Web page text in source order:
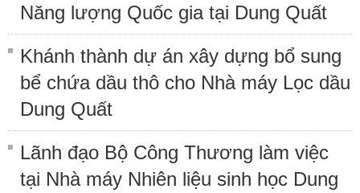
Năng lượng Quốc gia tại Dung Quất
Khánh thành dự án xây dựng bổ sung
bể chứa dầu thô cho Nhà máy Lọc dầu
Dung Quất
Lãnh đạo Bộ Công Thương làm việc
tại Nhà máy Nhiên liệu sinh học Dung